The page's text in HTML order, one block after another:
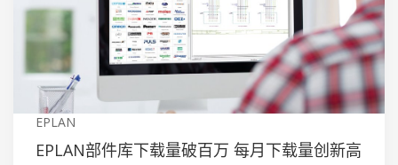
EPLAN
EPLAN部件库下载量破百万 每月下载量创新高